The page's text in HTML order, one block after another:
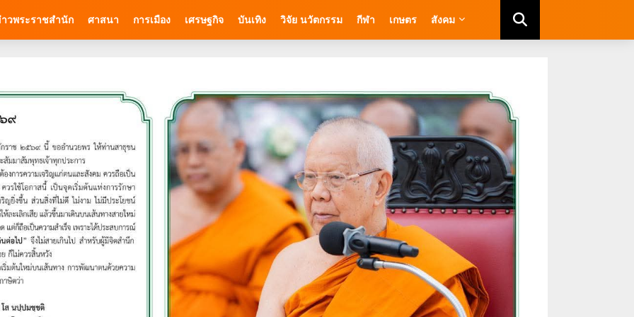
วพระราชสำนัก ศาสนา การเมือง เศรษฐกิจ บันเทิง วิจัย นวัตกรรม กีฬา เกษตร สังคม